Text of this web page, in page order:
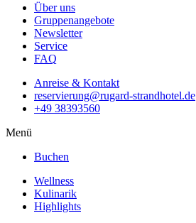
Über uns
Gruppenangebote
Newsletter
Service
FAQ
Anreise & Kontakt
reservierung@rugard-strandhotel.de
+49 38393560
Menü
Buchen
Wellness
Kulinarik
Highlights